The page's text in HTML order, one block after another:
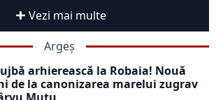
Vezi mai multe
Argeș
arhierească la Robaia! Nouă
de la canonizarea marelui zugrav